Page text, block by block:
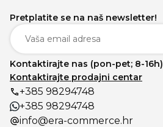
Pretplatite se na naš newsletter!
Kontaktirajte nas (pon-pet; 8-16h)
Kontaktirajte prodajni centar
+385 98294748
+385 98294748
info@era-commerce.hr